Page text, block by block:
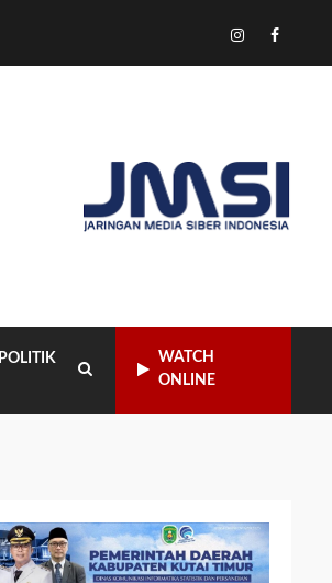
Tiktok
Instagram
POLITIK
WATCH
ONLINE